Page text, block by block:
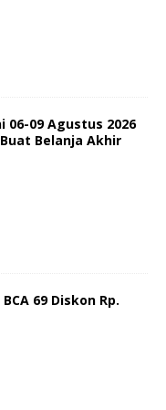
06-09 Agustus 2026
Belanja Akhir
69 Diskon Rp.